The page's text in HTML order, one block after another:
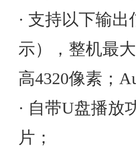
· 支持以下输
示），整机最
高4320像素；
· 自带U盘播放
片；